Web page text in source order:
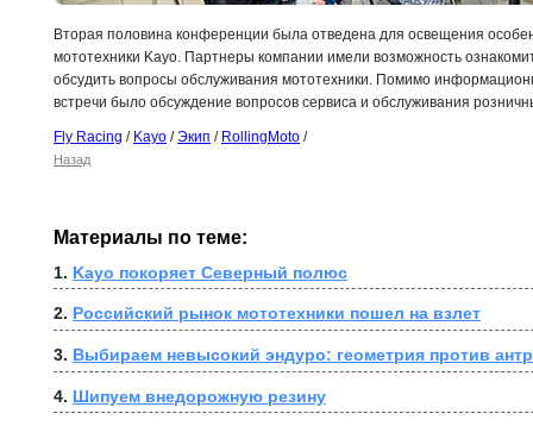
Вторая половина конференции была отведена для освещения
мототехники Kayo. Партнеры компании имели возможность
обсудить вопросы обслуживания мототехники. Помимо
встречи было обсуждение вопросов сервиса и обслуживания
Fly Racing / Kayo /Экип / RollingMoto /
Назад
Материалы по теме:
1. Kayo покоряет Северный полюс
2. Российский рынок мототехники пошел на взлет
3. Выбираем невысокий эндуро: геометрия против
4. Шипуем внедорожную резину